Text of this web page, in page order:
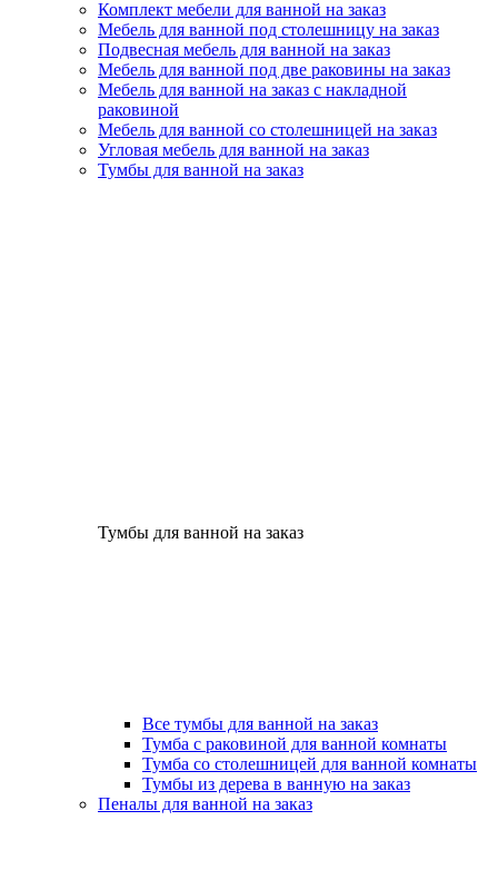
Комплект мебели для ванной на заказ
Мебель для ванной под столешницу на заказ
Подвесная мебель для ванной на заказ
Мебель для ванной под две раковины на заказ
Мебель для ванной на заказ с накладной
раковиной
Мебель для ванной со столешницей на заказ
Угловая мебель для ванной на заказ
Тумбы для ванной на заказ
Тумбы для ванной на заказ
Все тумбы для ванной на заказ
Тумба с раковиной для ванной комнаты
Тумба со столешницей для ванной комнаты
Тумбы из дерева в ванную на заказ
Пеналы для ванной на заказ